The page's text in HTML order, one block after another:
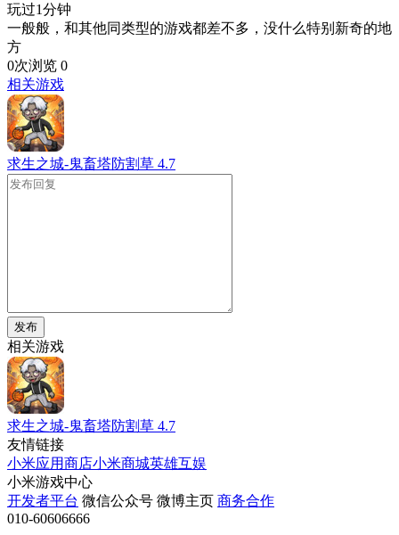
玩过1分钟
一般般，和其他同类型的游戏都差不多，没什么特别新奇的地
方
0次浏览 0
相关游戏
求生之城-鬼畜塔防割草 4.7
发布
相关游戏
求生之城-鬼畜塔防割草 4.7
友情链接
小米应用商店小米商城英雄互娱
小米游戏中心
开发者平台 微信公众号 微博主页 商务合作
010-60606666